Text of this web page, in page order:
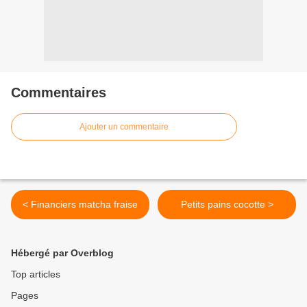
Commentaires
Ajouter un commentaire
< Financiers matcha fraise Petits pains cocotte >
Hébergé par Overblog
Top articles
Pages